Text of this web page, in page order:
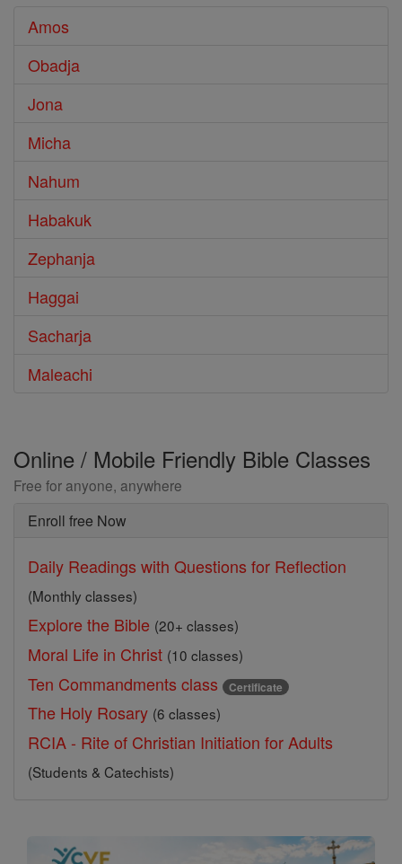
Amos
Obadja
Jona
Micha
Nahum
Habakuk
Zephanja
Haggai
Sacharja
Maleachi
Online / Mobile Friendly Bible Classes
Free for anyone, anywhere
Enroll free Now
Daily Readings with Questions for Reflection
(Monthly classes)
Explore the Bible (20+ classes)
Moral Life in Christ (10 classes)
Ten Commandments class Certificate
The Holy Rosary (6 classes)
RCIA - Rite of Christian Initiation for Adults
(Students & Catechists)